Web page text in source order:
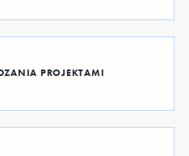
PROJEKTAMI